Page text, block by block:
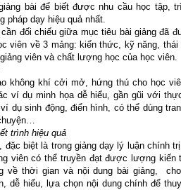
bài để biết được nhu cầu học tập,
pháp dạy hiệu quả nhất.
đối chiếu giữa mục tiêu bài giảng đã
viên về 3 mảng: kiến thức, kỹ năng,
viên và chất lượng học của học viên.
không khí cởi mở, hứng thú cho học
ví dụ minh họa dễ hiểu, gần gũi với
dụ sinh động, điển hình, có thể dùng
trình hiệu quả
đặc biệt là trong giảng dạy lý luận chính
viên có thể truyền đạt được lượng
về thời gian và nội dung bài giảng,
dễ hiểu, lựa chọn nội dung chính để